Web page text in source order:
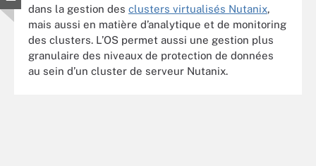
dans la gestion des clusters virtualisés Nutanix,
mais aussi en matière d’analytique et de monitoring
des clusters. L’OS permet aussi une gestion plus
granulaire des niveaux de protection de données
au sein d’un cluster de serveur Nutanix.